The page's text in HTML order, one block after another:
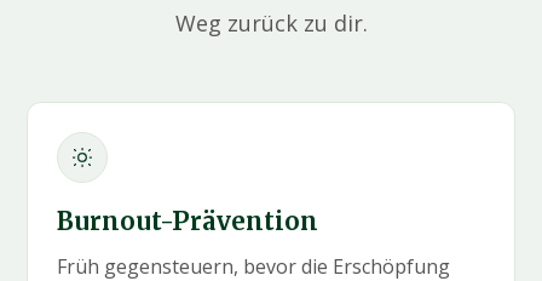
Weg zurück zu dir.
Burnout-Prävention
Früh gegensteuern, bevor die Erschöpfung